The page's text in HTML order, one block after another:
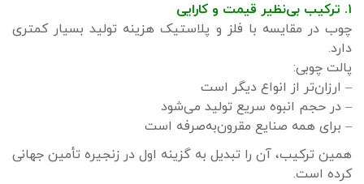
۱. ترکیب بی‌نظیر قیمت و کارایی
چوب در مقایسه با فلز و پلاستیک هزینه تولید بسیار کمتری
دارد.
پالت چوبی:
– ارزان‌تر از انواع دیگر است
– در حجم انبوه سریع تولید می‌شود
– برای همه صنایع مقرون‌به‌صرفه است
همین ترکیب، آن را تبدیل به گزینه اول در زنجیره تأمین جهانی
کرده است.